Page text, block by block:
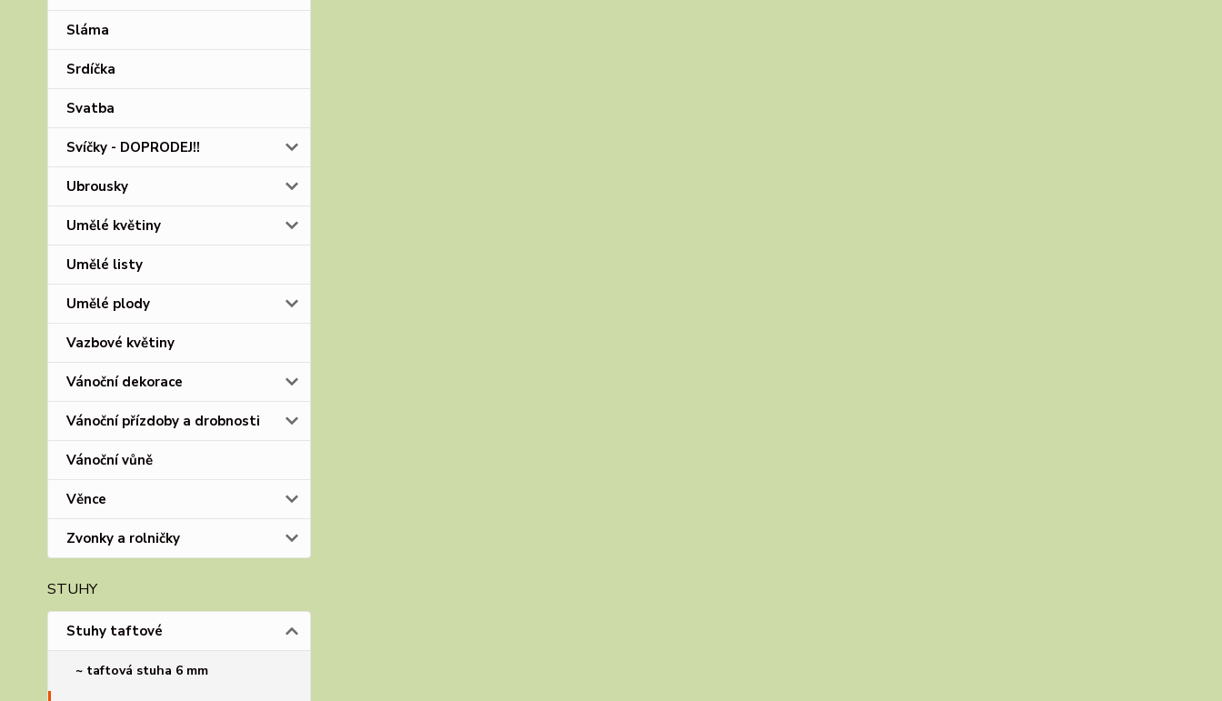
Sláma
Srdíčka
Svatba
Svíčky - DOPRODEJ!!
Ubrousky
Umělé květiny
Umělé listy
Umělé plody
Vazbové květiny
Vánoční dekorace
Vánoční přízdoby a drobnosti
Vánoční vůně
Věnce
Zvonky a rolničky
STUHY
Stuhy taftové
~ taftová stuha 6 mm